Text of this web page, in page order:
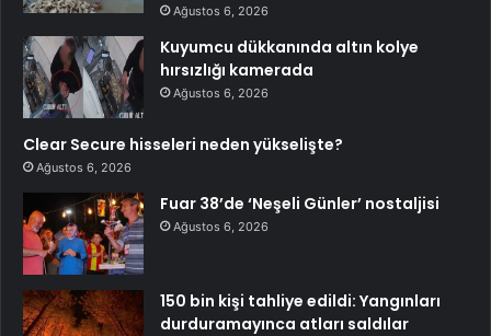
Ağustos 6, 2026
Kuyumcu dükkanında altın kolye
hırsızlığı kamerada
Ağustos 6, 2026
Clear Secure hisseleri neden yükselişte?
Ağustos 6, 2026
Fuar 38’de ‘Neşeli Günler’ nostaljisi
Ağustos 6, 2026
150 bin kişi tahliye edildi: Yangınları
durduramayınca atları saldılar